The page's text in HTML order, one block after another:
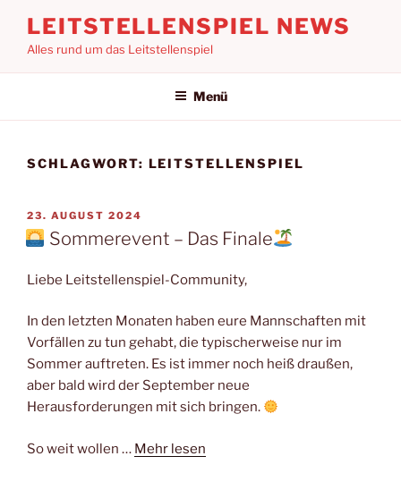
Inhalt
springen
LEITSTELLENSPIEL NEWS
Alles rund um das Leitstellenspiel
Menü
SCHLAGWORT: LEITSTELLENSPIEL
VERÖFFENTLICHT
AM
23. AUGUST 2024
Sommerevent – Das Finale
Liebe Leitstellenspiel-Community,
In den letzten Monaten haben eure Mannschaften mit
Vorfällen zu tun gehabt, die typischerweise nur im
Sommer auftreten. Es ist immer noch heiß draußen,
aber bald wird der September neue
Herausforderungen mit sich bringen.
So weit wollen … Mehr lesen